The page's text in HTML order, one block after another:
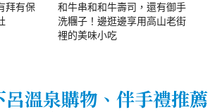
拜有保
和牛串和和牛壽司，還有御手
洗糰子！邊逛邊享用高山老街
裡的美味小吃
溫泉購物、伴手禮推薦